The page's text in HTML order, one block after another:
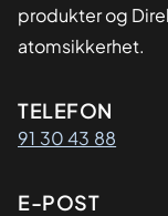
produkter og
atomsikkerhet.
TELEFON
91 30 43 88
E-POST